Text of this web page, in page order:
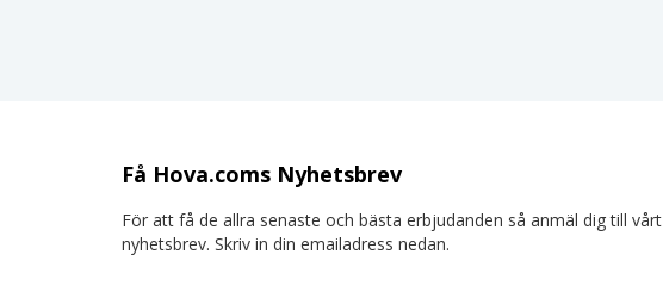
Få Hova.coms Nyhetsbrev
För att få de allra senaste och bästa erbjudanden så anmäl dig till vårt
nyhetsbrev. Skriv in din emailadress nedan.